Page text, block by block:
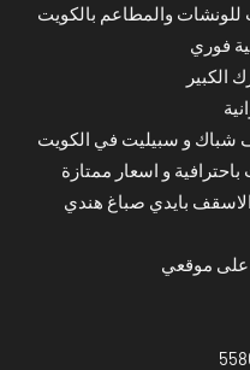
للونشات والمطاعم بالكويت
فوري
الكبير
شباك و سبيليت في الكويت
و اسعار ممتازة
بايدي صباغ هندي
على موقعي